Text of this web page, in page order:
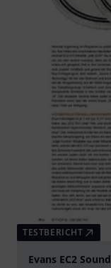
TESTBERICHT
Evans EC2